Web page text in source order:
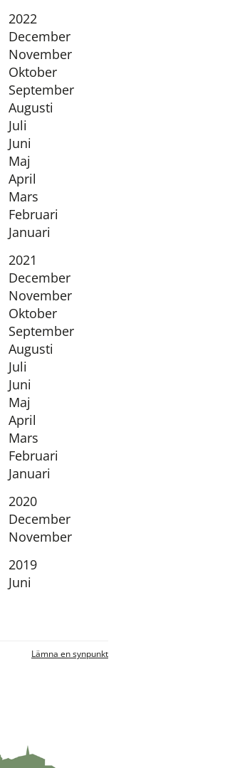
År:
2022
December
November
Oktober
September
Augusti
Juli
Juni
Maj
April
Mars
Februari
Januari
År:
2021
December
November
Oktober
September
Augusti
Juli
Juni
Maj
April
Mars
Februari
Januari
År:
2020
December
November
År:
2019
Juni
Lämna en synpunkt